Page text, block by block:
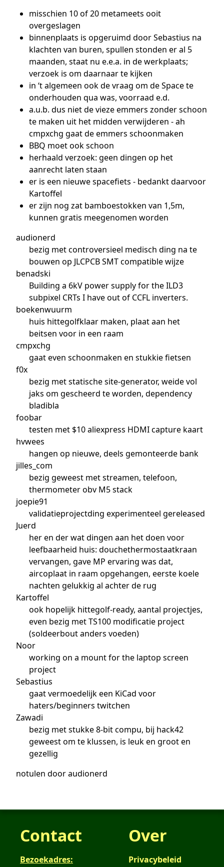
misschien 10 of 20 metameets ooit
overgeslagen
binnenplaats is opgeruimd door Sebastius na
klachten van buren, spullen stonden er al 5
maanden, staat nu e.e.a. in de werkplaats;
verzoek is om daarnaar te kijken
in ‘t algemeen ook de vraag om de Space te
onderhouden qua was, voorraad e.d.
a.u.b. dus niet de vieze emmers zonder schoon
te maken uit het midden verwijderen - ah
cmpxchg gaat de emmers schoonmaken
BBQ moet ook schoon
herhaald verzoek: geen dingen op het
aanrecht laten staan
er is een nieuwe spacefiets - bedankt daarvoor
Kartoffel
er zijn nog zat bamboestokken van 1,5m,
kunnen gratis meegenomen worden
audionerd
bezig met controversieel medisch ding na te
bouwen op JLCPCB SMT compatible wijze
benadski
Building a 6kV power supply for the ILD3
subpixel CRTs I have out of CCFL inverters.
boekenwuurm
huis hittegolfklaar maken, plaat aan het
beitsen voor in een raam
cmpxchg
gaat even schoonmaken en stukkie fietsen
f0x
bezig met statische site-generator, weide vol
jaks om gescheerd te worden, dependency
bladibla
foobar
testen met $10 aliexpress HDMI capture kaart
hvwees
hangen op nieuwe, deels gemonteerde bank
jilles_com
bezig geweest met streamen, telefoon,
thermometer obv M5 stack
joepie91
validatieprojectding experimenteel gereleased
Juerd
her en der wat dingen aan het doen voor
leefbaarheid huis: douchethermostaatkraan
vervangen, gave MP ervaring was dat,
aircoplaat in raam opgehangen, eerste koele
nachten gelukkig al achter de rug
Kartoffel
ook hopelijk hittegolf-ready, aantal projectjes,
even bezig met TS100 modificatie project
(soldeerbout anders voeden)
Noor
working on a mount for the laptop screen
project
Sebastius
gaat vermoedelijk een KiCad voor
haters/beginners twitchen
Zawadi
bezig met stukke 8-bit compu, bij hack42
geweest om te klussen, is leuk en groot en
gezellig
notulen door audionerd
Contact
Bezoekadres:
Over
Privacybeleid